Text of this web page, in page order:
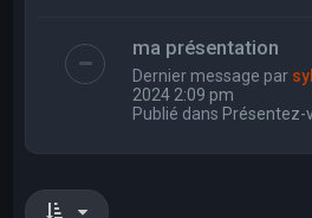
ma présentation
Dernier message par
2024 2:09 pm
Publié dans Présentez-